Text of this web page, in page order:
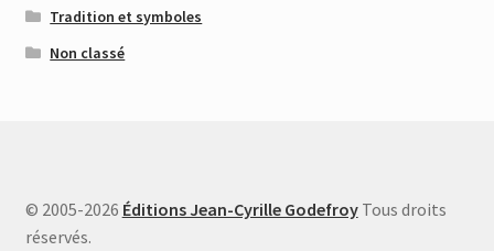
Tradition et symboles
Non classé
© 2005-2026 Éditions Jean-Cyrille GodefroyTous droits
réservés.